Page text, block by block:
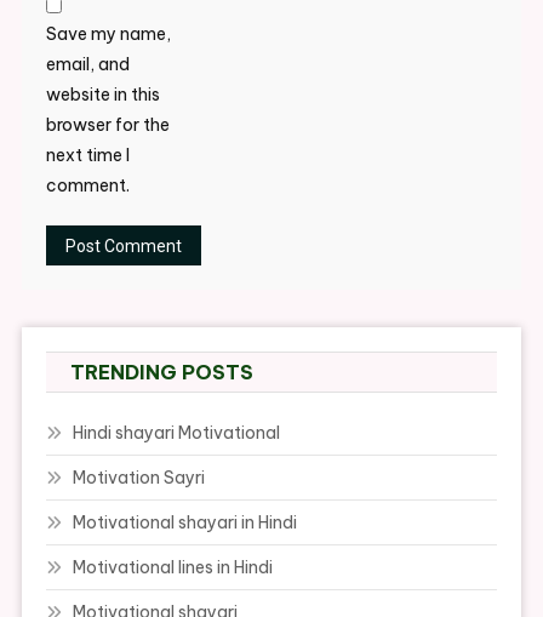
Save my name,
email, and
website in this
browser for the
next time I
comment.
TRENDING POSTS
Hindi shayari Motivational
Motivation Sayri
Motivational shayari in Hindi
Motivational lines in Hindi
Motivational shayari